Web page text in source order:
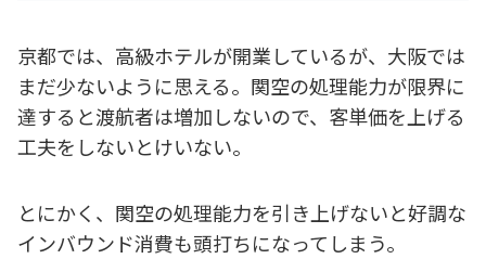
京都では、高級ホテルが開業しているが、大阪では
まだ少ないように思える。関空の処理能力が限界に
達すると渡航者は増加しないので、客単価を上げる
工夫をしないとけいない。
とにかく、関空の処理能力を引き上げないと好調な
インバウンド消費も頭打ちになってしまう。